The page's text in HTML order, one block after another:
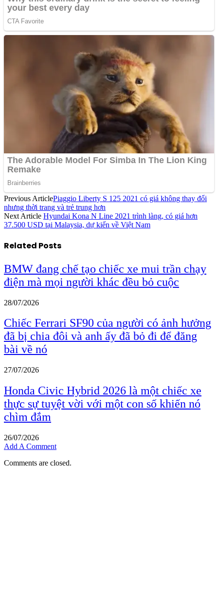
Previous ArticlePiaggio Liberty S 125 2021 có giá không thay đổi
nhưng thời trang và trẻ trung hơn
Next Article Hyundai Kona N Line 2021 trình làng, có giá hơn
37.500 USD tại Malaysia, dự kiến về Việt Nam
Related Posts
BMW đang chế tạo chiếc xe mui trần chạy
điện mà mọi người khác đều bỏ cuộc
28/07/2026
Chiếc Ferrari SF90 của người có ảnh hưởng
đã bị chia đôi và anh ấy đã bỏ đi để đăng
bài về nó
27/07/2026
Honda Civic Hybrid 2026 là một chiếc xe
thực sự tuyệt vời với một con số khiến nó
chìm đắm
26/07/2026
Add A Comment
Comments are closed.